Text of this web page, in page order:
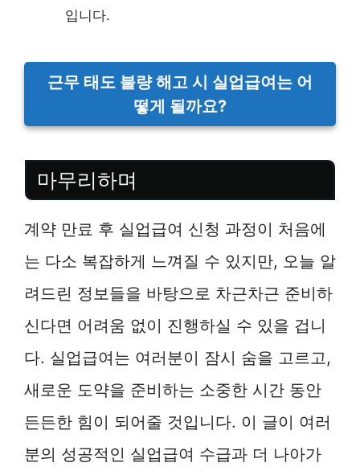
입니다.
근무 태도 불량 해고 시 실업급여는 어
떻게 될까요?
마무리하며
계약 만료 후 실업급여 신청 과정이 처음에
는 다소 복잡하게 느껴질 수 있지만, 오늘 알
려드린 정보들을 바탕으로 차근차근 준비하
신다면 어려움 없이 진행하실 수 있을 겁니
다. 실업급여는 여러분이 잠시 숨을 고르고,
새로운 도약을 준비하는 소중한 시간 동안
든든한 힘이 되어줄 것입니다. 이 글이 여러
분의 성공적인 실업급여 수급과 더 나아가